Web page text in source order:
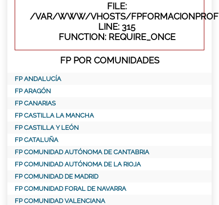
FILE:
/VAR/WWW/VHOSTS/
LINE: 315
FUNCTION: REQUIRE_ONCE
FP POR COMUNIDADES
FP ANDALUCÍA
FP ARAGÓN
FP CANARIAS
FP CASTILLA LA MANCHA
FP CASTILLA Y LEÓN
FP CATALUÑA
FP COMUNIDAD AUTÓNOMA DE CANTABRIA
FP COMUNIDAD AUTÓNOMA DE LA RIOJA
FP COMUNIDAD DE MADRID
FP COMUNIDAD FORAL DE NAVARRA
FP COMUNIDAD VALENCIANA